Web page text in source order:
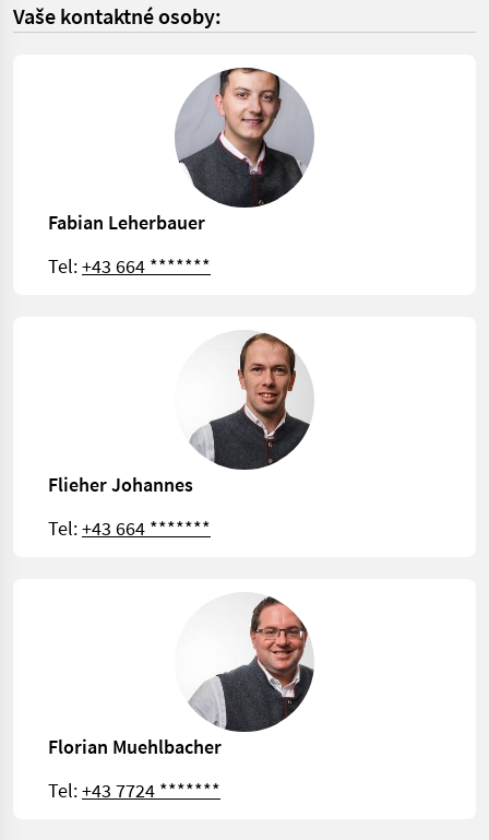
Vaše kontaktné osoby:
Fabian Leherbauer
Tel:+43 664 *******
Flieher Johannes
Tel:+43 664 *******
Florian Muehlbacher
Tel:+43 7724 *******